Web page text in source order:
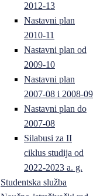
2012-13
Nastavni plan
2010-11
Nastavni plan od
2009-10
Nastavni plan
2007-08 i 2008-09
Nastavni plan do
2007-08
Silabusi za II
ciklus studija od
2022-2023 a. g.
Studentska služba